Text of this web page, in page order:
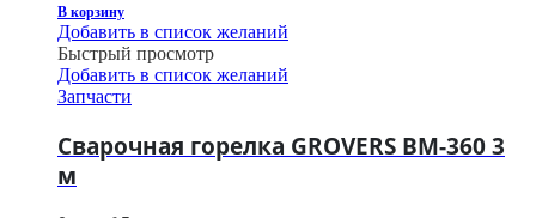
В корзину
Добавить в список желаний
Быстрый просмотр
Добавить в список желаний
Запчасти
Сварочная горелка GROVERS BM-360 3
м